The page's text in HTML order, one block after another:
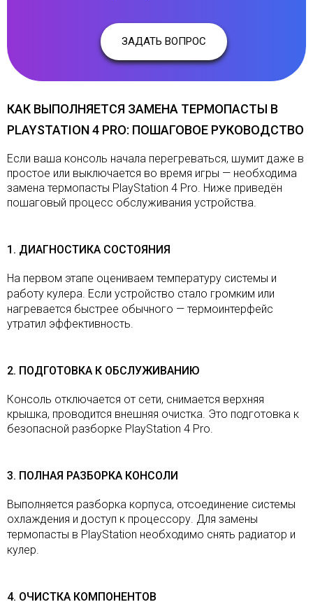
ЗАДАТЬ ВОПРОС
КАК ВЫПОЛНЯЕТСЯ ЗАМЕНА ТЕРМОПАСТЫ В
PLAYSTATION 4 PRO: ПОШАГОВОЕ РУКОВОДСТВО
Если ваша консоль начала перегреваться, шумит даже в
простое или выключается во время игры — необходима
замена термопасты PlayStation 4 Pro. Ниже приведён
пошаговый процесс обслуживания устройства.
1. ДИАГНОСТИКА СОСТОЯНИЯ
На первом этапе оцениваем температуру системы и
работу кулера. Если устройство стало громким или
нагревается быстрее обычного — термоинтерфейс
утратил эффективность.
2. ПОДГОТОВКА К ОБСЛУЖИВАНИЮ
Консоль отключается от сети, снимается верхняя
крышка, проводится внешняя очистка. Это подготовка к
безопасной разборке PlayStation 4 Pro.
3. ПОЛНАЯ РАЗБОРКА КОНСОЛИ
Выполняется разборка корпуса, отсоединение системы
охлаждения и доступ к процессору. Для замены
термопасты в PlayStation необходимо снять радиатор и
кулер.
4. ОЧИСТКА КОМПОНЕНТОВ